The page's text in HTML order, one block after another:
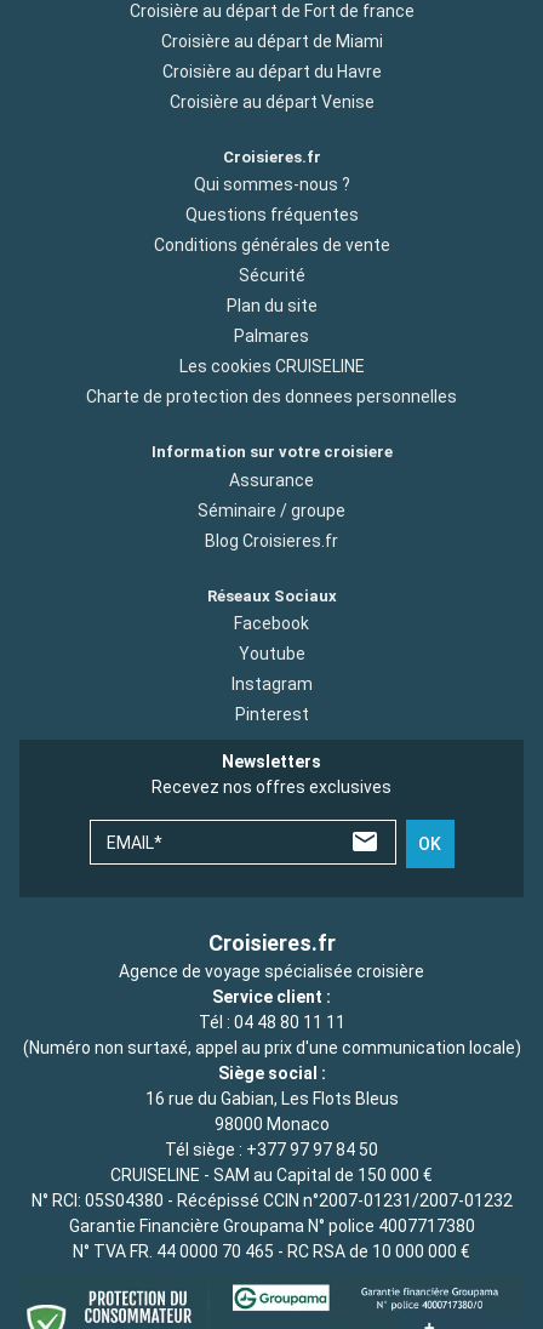
Croisière au départ de Fort de france
Croisière au départ de Miami
Croisière au départ du Havre
Croisière au départ Venise
Croisieres.fr
Qui sommes-nous ?
Questions fréquentes
Conditions générales de vente
Sécurité
Plan du site
Palmares
Les cookies CRUISELINE
Charte de protection des donnees personnelles
Information sur votre croisiere
Assurance
Séminaire / groupe
Blog Croisieres.fr
Réseaux Sociaux
Facebook
Youtube
Instagram
Pinterest
Newsletters
Recevez nos offres exclusives
EMAIL* OK
Croisieres.fr
Agence de voyage spécialisée croisière
Service client :
Tél : 04 48 80 11 11
(Numéro non surtaxé, appel au prix d'une communication locale)
Siège social :
16 rue du Gabian, Les Flots Bleus
98000 Monaco
Tél siège : +377 97 97 84 50
CRUISELINE - SAM au Capital de 150 000 €
N° RCI: 05S04380 - Récépissé CCIN n°2007-01231/2007-01232
Garantie Financière Groupama N° police 4007717380
N° TVA FR. 44 0000 70 465 - RC RSA de 10 000 000 €